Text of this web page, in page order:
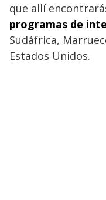
que allí
programas de
Sudáfrica,
Estados Unidos.